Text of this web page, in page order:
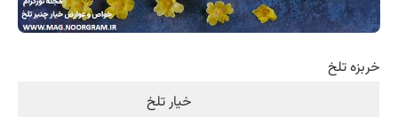
خربزه تلخ
خیار تلخ